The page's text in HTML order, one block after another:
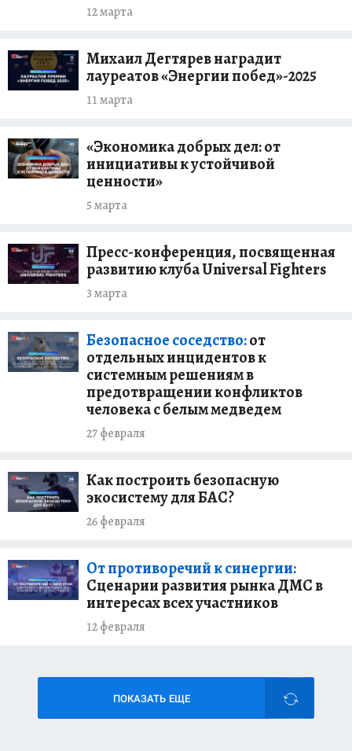
12 марта
Михаил Дегтярев наградит
лауреатов «Энергии побед»-2025
11 марта
«Экономика добрых дел: от
инициативы к устойчивой
ценности»
5 марта
Пресс-конференция, посвященная
развитию клуба Universal Fighters
3 марта
Безопасное соседство:от
отдельных инцидентов к
системным решениям в
предотвращении конфликтов
человека с белым медведем
27 февраля
Как построить безопасную
экосистему для БАС?
26 февраля
От противоречий к синергии:
Сценарии развития рынка ДМС в
интересах всех участников
12 февраля
ПОКАЗАТЬ ЕЩЕ